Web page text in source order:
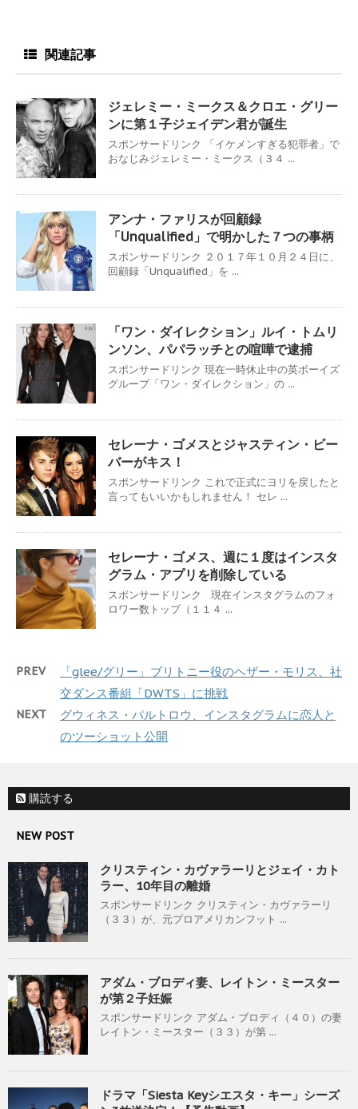
関連記事
ジェレミー・ミークス＆クロエ・グリー
ンに第１子ジェイデン君が誕生
スポンサードリンク 「イケメンすぎる犯罪者」で
おなじみジェレミー・ミークス（３４ ...
アンナ・ファリスが回顧録
「Unqualified」で明かした７つの事柄
スポンサードリンク ２０１７年１０月２４日に、
回顧録「Unqualified」を ...
「ワン・ダイレクション」ルイ・トムリ
ンソン、パパラッチとの喧嘩で逮捕
スポンサードリンク 現在一時休止中の英ボーイズ
グループ「ワン・ダイレクション」の ...
セレーナ・ゴメスとジャスティン・ビー
バーがキス！
スポンサードリンク これで正式にヨリを戻したと
言ってもいいかもしれません！ セレ ...
セレーナ・ゴメス、週に１度はインスタ
グラム・アプリを削除している
スポンサードリンク 現在インスタグラムのフォ
ロワー数トップ（１１４ ...
PREV
「glee/グリー」ブリトニー役のヘザー・モリス、社
交ダンス番組「DWTS」に挑戦
NEXT
グウィネス・パルトロウ、インスタグラムに恋人と
のツーショット公開
購読する
NEW POST
クリスティン・カヴァラーリとジェイ・カト
ラー、10年目の離婚
スポンサードリンク クリスティン・カヴァラーリ
（３３）が、元プロアメリカンフット ...
アダム・ブロディ妻、レイトン・ミースター
が第２子妊娠
スポンサードリンク アダム・ブロディ（４０）の妻
レイトン・ミースター（３３）が第 ...
ドラマ「Siesta Keyシエスタ・キー」シーズ